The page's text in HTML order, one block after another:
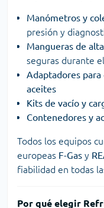
Manómetros y
presión y
Mangueras de
seguras durante
Adaptadores
aceites
Kits de vacío y
Contenedores y
Todos los equipos
europeas F-Gas y
fiabilidad en todas
Por qué elegir